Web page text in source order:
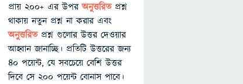
প্রায় ২০০+ এর উপরঅনুত্তরিতপ্রশ্ন
থাকায় নতুন প্রশ্ন না করার এবং
অনুত্তরিত প্রশ্ন গুলোর উত্তর দেওয়ার
আহ্বান জানাচ্ছি। প্রতিটি উত্তরের জন্য
৪০ পয়েন্ট, যে সবচেয়ে বেশি উত্তর
দিবে সে ২০০ পয়েন্ট বোনাস পাবে।